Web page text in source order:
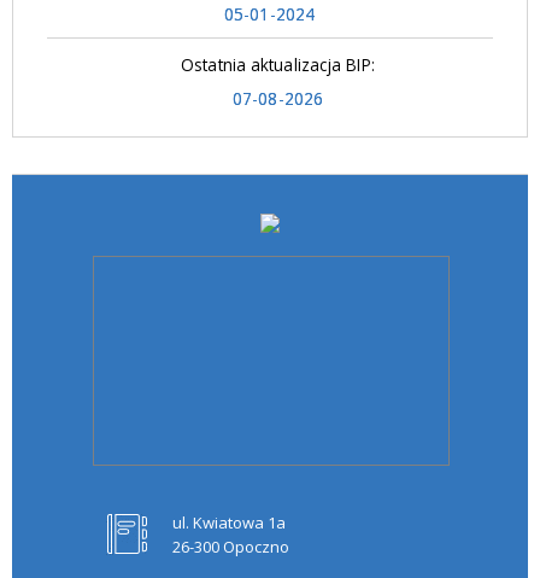
05-01-2024
Ostatnia aktualizacja BIP:
07-08-2026
ul. Kwiatowa 1a
26-300 Opoczno